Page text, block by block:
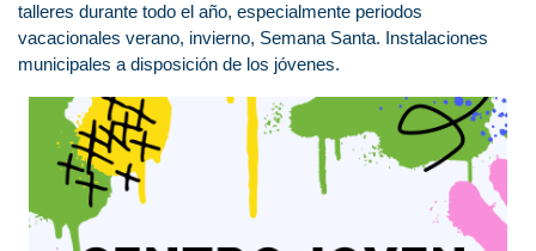
talleres durante todo el año, especialmente periodos
vacacionales verano, invierno, Semana Santa. Instalaciones
municipales a disposición de los jóvenes.